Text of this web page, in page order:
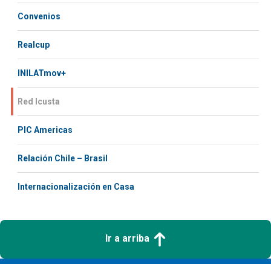
Convenios
Realcup
INILATmov+
Red Icusta
PIC Americas
Relación Chile – Brasil
Internacionalización en Casa
Ir a arriba